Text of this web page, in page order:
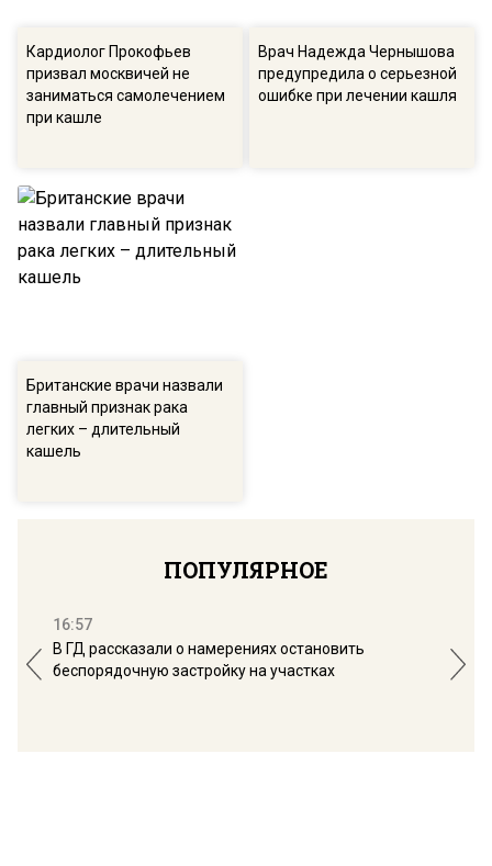
Кардиолог Прокофьев
призвал москвичей не
заниматься самолечением
при кашле
Врач Надежда Чернышова
предупредила о серьезной
ошибке при лечении кашля
Британские врачи назвали
главный признак рака
легких – длительный
кашель
ПОПУЛЯРНОЕ
16:57
В ГД рассказали о намерениях остановить
беспорядочную застройку на участках